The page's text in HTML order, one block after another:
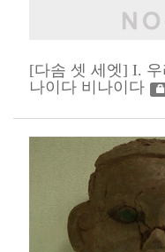
[다솜 셋 세엣] I. 우
나이다 비나이다